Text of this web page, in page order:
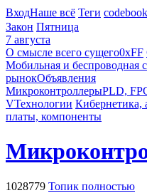
ВходНаше всё Теги codebook
Закон Пятница
7 августа
О смысле всего сущего0xFF
Мобильная и беспроводная
рынокОбъявления
МикроконтроллерыPLD,
VТехнологии Кибернетика,
платы, компоненты
1028779 Топик полностью